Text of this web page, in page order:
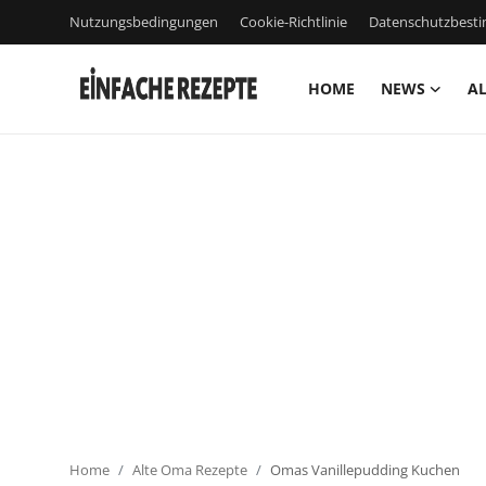
Nutzungsbedingungen Cookie-Richtlinie
HOME NEWS
Firmeninformation
Home Alte Oma Rezepte Omas Vanillepudding Kuchen